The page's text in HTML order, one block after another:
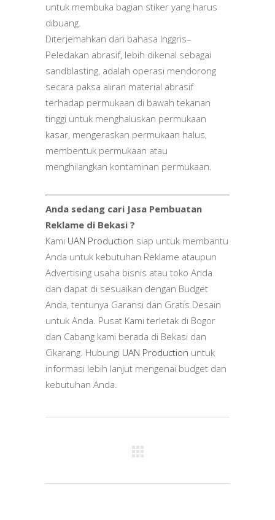
untuk membuka bagian stiker yang harus
dibuang.
Diterjemahkan dari bahasa Inggris–
Peledakan abrasif, lebih dikenal sebagai
sandblasting, adalah operasi mendorong
secara paksa aliran material abrasif
terhadap permukaan di bawah tekanan
tinggi untuk menghaluskan permukaan
kasar, mengeraskan permukaan halus,
membentuk permukaan atau
menghilangkan kontaminan permukaan.
Anda sedang cari Jasa Pembuatan
Reklame di Bekasi ?
Kami UAN Production siap untuk membantu
Anda untuk kebutuhan Reklame ataupun
Advertising usaha bisnis atau toko Anda
dan dapat di sesuaikan dengan Budget
Anda, tentunya Garansi dan Gratis Desain
untuk Anda. Pusat Kami terletak di Bogor
dan Cabang kami berada di Bekasi dan
Cikarang. Hubungi UAN Production untuk
informasi lebih lanjut mengenai budget dan
kebutuhan Anda.